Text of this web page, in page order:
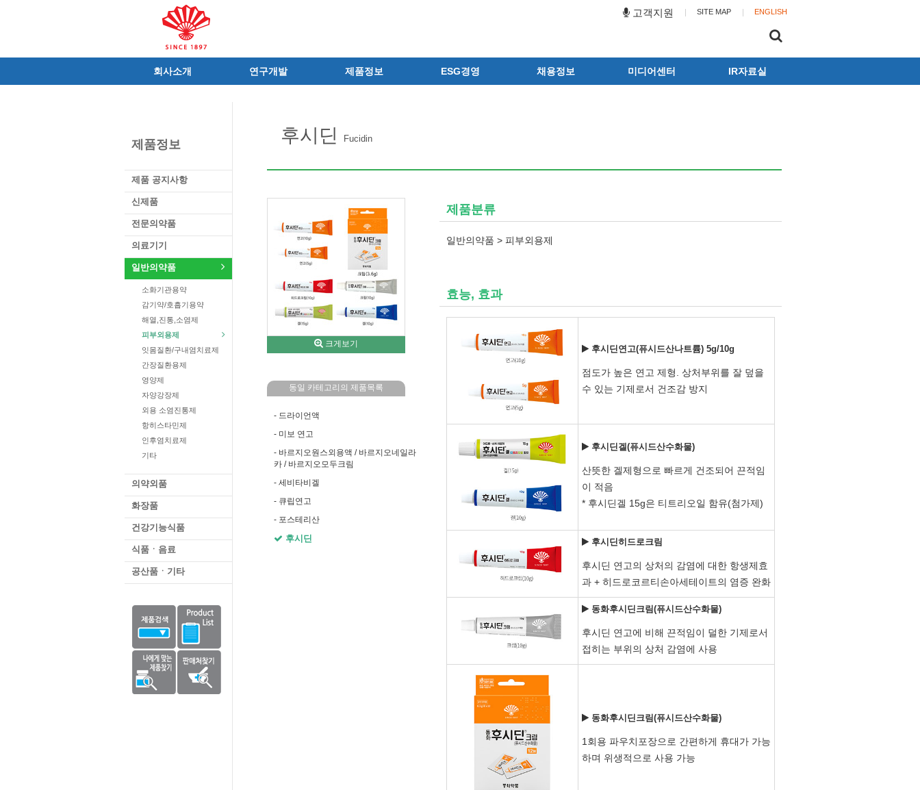
고객지원 SITE MAP ENGLISH
회사소개
사가
연구소/공장
가족친화우수기업
오시는길
가족회사
연구개발
조직 및 업무
주요 연구과제
기술혁신 네트워크
제품정보
전문의약품
일반의약품
화장품
건강기능식품
식품ㆍ음료
공산품ㆍ기타
ESG경영
윤리경영
정보보호
지배구조
채용정보
자주하는 질문
미디어센터 IR자료실
제품정보
제품 공지사항
신제품
전문의약품
의료기기
일반의약품
소화기관용약
감기약/호흡기용약
해열,진통,소염제
피부외용제
잇몸질환/구내염치료제
간장질환용제
영양제
자양강장제
외용 소염진통제
항히스타민제
인후염치료제
기타
의약외품
화장품
건강기능식품
식품ㆍ음료
공산품ㆍ기타
후시딘 Fucidin
크게보기
동일 카테고리의 제품목록
- 드라이언액
- 미보 연고
- 바르지오원스외용액 / 바르지오네일라
카 / 바르지오모두크림
- 세비타비겔
- 큐립연고
- 포스테리산
후시딘
제품분류
일반의약품 > 피부외용제
효능, 효과
후시딘연고(퓨시드산나트륨) 5g/10g
점도가 높은 연고 제형. 상처부위를 잘 덮을
수 있는 기제로서 건조감 방지
후시딘겔(퓨시드산수화물)
산뜻한 겔제형으로 빠르게 건조되어 끈적임
이 적음
* 후시딘겔 15g은 티트리오일 함유(첨가제)
후시딘히드로크림
후시딘 연고의 상처의 감염에 대한 항생제효
과 + 히드로코르티손아세테이트의 염증 완화
동화후시딘크림(퓨시드산수화물)
후시딘 연고에 비해 끈적임이 덜한 기제로서
접히는 부위의 상처 감염에 사용
동화후시딘크림(퓨시드산수화물)
1회용 파우치포장으로 간편하게 휴대가 가능
하며 위생적으로 사용 가능